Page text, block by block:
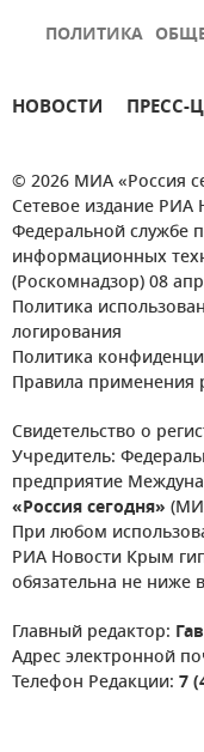
ПОЛИТИКА
НОВОСТИ ПРЕСС-
© 2026 МИА «Россия
Сетевое издание РИА
Федеральной службе
информационных
(Роскомнадзор) 08
Политика
логирования
Политика
Правила применения
Свидетельство о
Учредитель:
предприятие
«Россия сегодня»
При любом
РИА Новости Крым
обязательна не ниже
Главный редактор:
Адрес электронной
Телефон Редакции: 7